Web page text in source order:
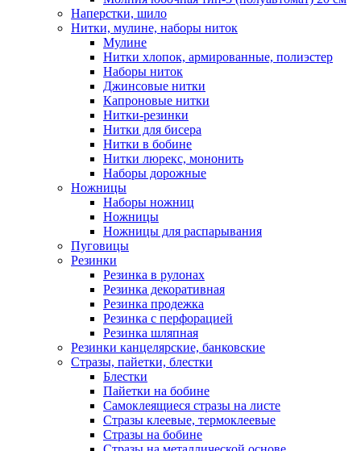
Наперстки, шило
Нитки, мулине, наборы ниток
Мулине
Нитки хлопок, армированные, полиэстер
Наборы ниток
Джинсовые нитки
Капроновые нитки
Нитки-резинки
Нитки для бисера
Нитки в бобине
Нитки люрекс, мононить
Наборы дорожные
Ножницы
Наборы ножниц
Ножницы
Ножницы для распарывания
Пуговицы
Резинки
Резинка в рулонах
Резинка декоративная
Резинка продежка
Резинка с перфорацией
Резинка шляпная
Резинки канцелярские, банковские
Стразы, пайетки, блестки
Блестки
Пайетки на бобине
Самоклеящиеся стразы на листе
Стразы клеевые, термоклеевые
Стразы на бобине